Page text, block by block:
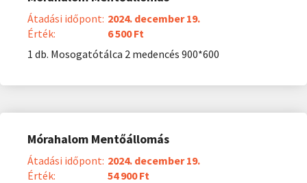
Átadási időpont: 2024. december 19.
Érték:
6 500 Ft
1 db. Mosogatótálca 2 medencés 900*600
Mórahalom Mentőállomás
Átadási időpont: 2024. december 19.
Érték:
54 900 Ft